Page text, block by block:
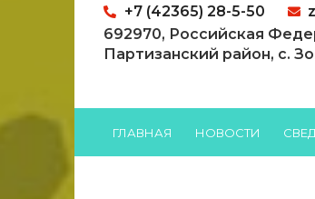
+7 (42365) 28-5-50
692970, Российская
Партизанский район, с.
ГЛАВНАЯ НОВОСТИ